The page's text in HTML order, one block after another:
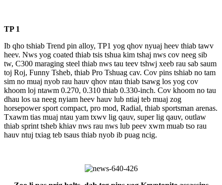
TP 1
Ib qho tshiab Trend pin alloy, TP1 yog qhov nyuaj heev thiab tawv
heev. Nws yog coated thiab tsis tshua kim tshaj nws cov neeg sib
tw, C300 maraging steel thiab nws tau teev tshwj xeeb rau sab saum
toj Roj, Funny Tsheb, thiab Pro Tshuag cav. Cov pins tshiab no tam
sim no muaj nyob rau hauv qhov ntau thiab tsawg los yog cov
khoom loj ntawm 0.270, 0.310 thiab 0.330-inch. Cov khoom no tau
dhau los ua neeg nyiam heev hauv lub ntiaj teb muaj zog
horsepower sport compact, pro mod, Radial, thiab sportsman arenas.
Txawm tias muaj ntau yam txwv lig qauv, super lig qauv, outlaw
thiab sprint tsheb khiav nws rau nws lub peev xwm muab tso rau
hauv ntuj txiag teb tsaus thiab nyob ib puag ncig.